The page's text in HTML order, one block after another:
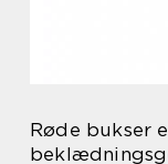
Røde bukser